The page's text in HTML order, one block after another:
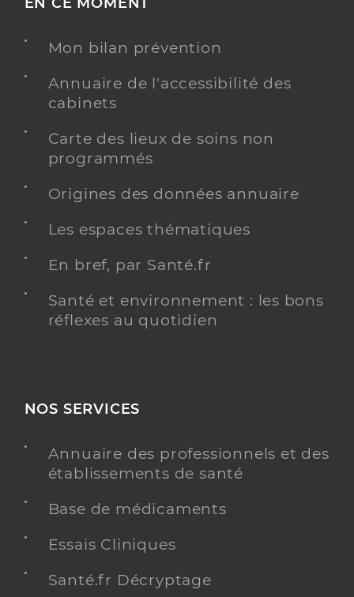
Mon bilan prévention
Annuaire de l'accessibilité des
cabinets
Carte des lieux de soins non
programmés
Origines des données annuaire
Les espaces thématiques
En bref, par Santé.fr
Santé et environnement : les bons
réflexes au quotidien
NOS SERVICES
Annuaire des professionnels et des
établissements de santé
Base de médicaments
Essais Cliniques
Santé.fr Décryptage